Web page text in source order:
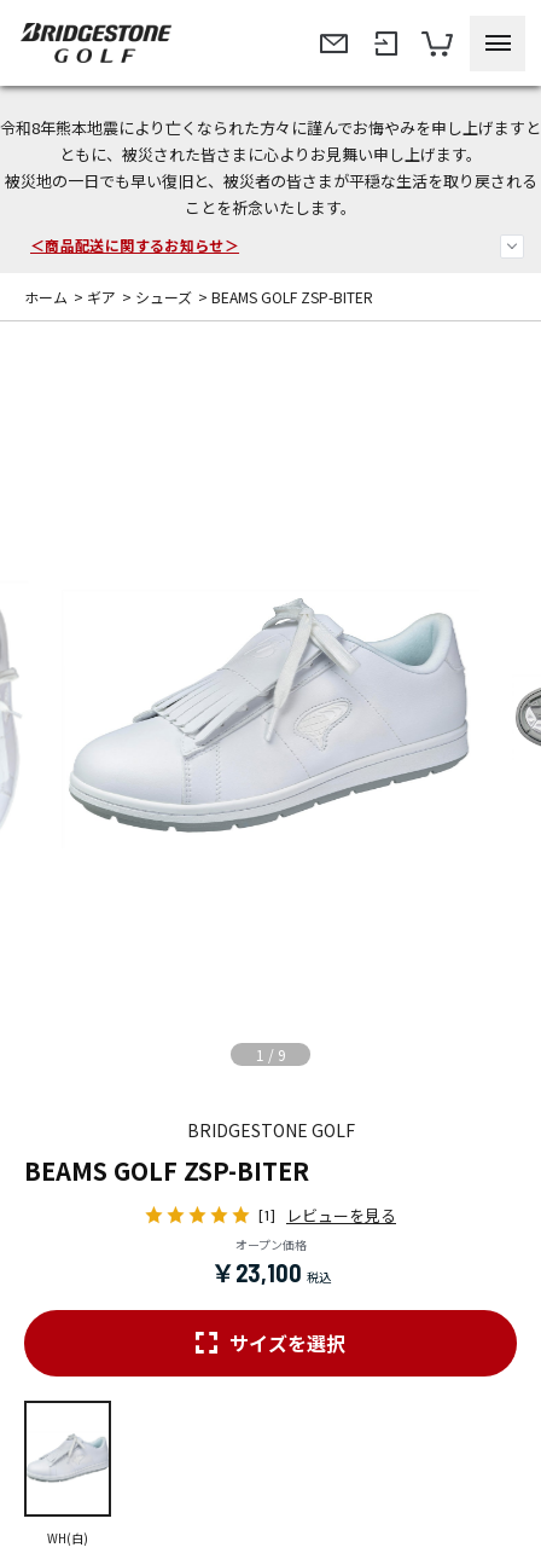
令和8年熊本地震により亡くなられた方々に謹んでお悔やみを申し上げますと
ともに、被災された皆さまに心よりお見舞い申し上げます。
被災地の一日でも早い復旧と、被災者の皆さまが平穏な生活を取り戻される
ことを祈念いたします。
＜夏季休暇中のご注文・発送・お問い合わせ＞
今なら新規会員登録で1,000円OFFクーポンプレゼント！
＜商品配送に関するお知らせ＞
ホーム > ギア > シューズ > BEAMS GOLF ZSP-BITER
1 / 9
BRIDGESTONE GOLF
BEAMS GOLF ZSP-BITER
[1] レビューを見る
オープン価格
￥23,100
サイズを選択
WH(白)